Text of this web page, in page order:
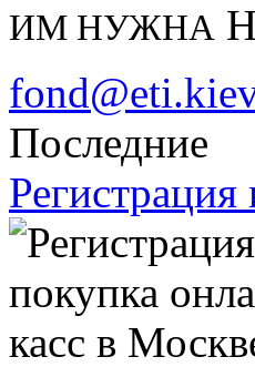
ИМ НУЖНА
Последние